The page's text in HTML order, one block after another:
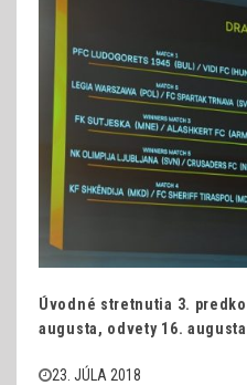
Úvodné stretnutia 3.
augusta, odvety 16.
23. JÚLA 2018